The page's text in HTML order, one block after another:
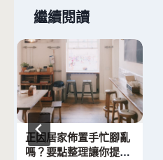
繼續閱讀
正因居家佈置手忙腳亂
嗎？要點整理讓你提前